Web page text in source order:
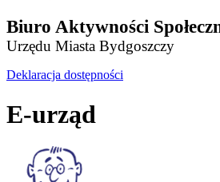
Biuro Aktywności
Urzędu Miasta Bydgoszczy
Deklaracja dostępności
E-urząd